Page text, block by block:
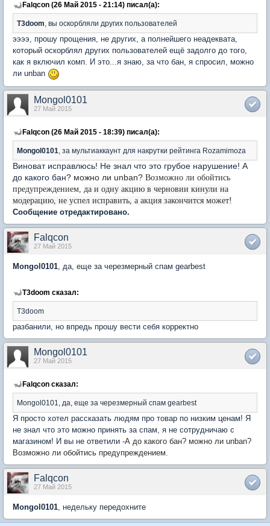
Falqcon (26 Май 2015 - 21:14) писал(а):
T3doom , вы оскорбляли других пользователей
ээээ, прошу прощения, не других, а полнейшего неадеквата,
который оскорблял других пользователей ещё задолго до того,
как я включил комп. И это...я знаю, за что бан, я спросил, можно
ли unban
Mongol0101
27 Май 2015
Falqcon (26 Май 2015 - 18:39) писал(а):
Mongol0101 , за мультиаккаунт для накрутки рейтинга Rozamimoza
Виноват исправлюсь! Не знал что это грубое нарушение! А
до какого бан? можно ли unban? Возможно ли обойтись
предупреждением, да и одну акцию в черновии кинули на
модерацию, не успел исправить, а акция закончится может!
Сообщение отредактировано.
Falqcon
27 Май 2015
Mongol0101 , да, еще за черезмерный спам gearbest
T3doom сказал:
T3doom
разбанили, но впредь прошу вести себя корректно
Mongol0101
27 Май 2015
Falqcon сказал:
Mongol0101, да, еще за черезмерный спам gearbest
Я просто хотел рассказать людям про товар по низким ценам! Я
не знал что это можно принять за спам, я не сотрудничаю с
магазином! И вы не ответили -А до какого бан? можно ли unban?
Возможно ли обойтись предупреждением.
Falqcon
27 Май 2015
Mongol0101 , недельку передохните